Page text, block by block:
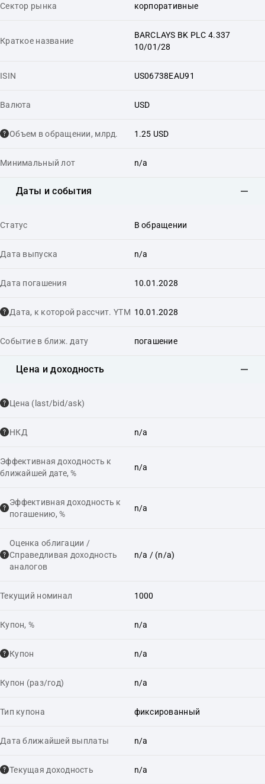
Сектор рынка корпоративные
Краткое название
BARCLAYS BK PLC 4.337
10/01/28
ISIN US06738EAU91
Валюта USD
Объем в обращении, млрд. 1.25 USD
Минимальный лот n/a
Даты и события
Статус В обращении
Дата выпуска n/a
Дата погашения 10.01.2028
Дата, к которой рассчит. YTM 10.01.2028
Событие в ближ. дату погашение
Цена и доходность
Цена (last/bid/ask)
НКД n/a
Эффективная доходность к
ближайшей дате, %
n/a
Эффективная доходность к
погашению, %
n/a
Оценка облигации /
Справедливая доходность
аналогов
n/a / (n/a)
Текущий номинал 1000
Купон, % n/a
Купон n/a
Купон (раз/год) n/a
Тип купона фиксированный
Дата ближайшей выплаты n/a
Текущая доходность n/a